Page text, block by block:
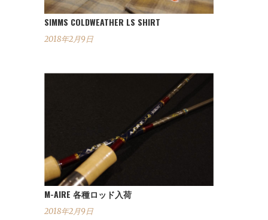
SIMMS COLDWEATHER LS SHIRT
2018年2月9日
M-AIRE 各種ロッド入荷
2018年2月9日